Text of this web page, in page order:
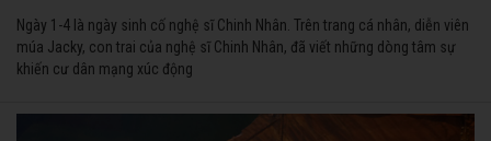
Ngày 1-4 là ngày sinh cố nghệ sĩ Chinh Nhân. Trên trang cá nhân, diễn viên
múa Jacky, con trai của nghệ sĩ Chinh Nhân, đã viết những dòng tâm sự
khiến cư dân mạng xúc động